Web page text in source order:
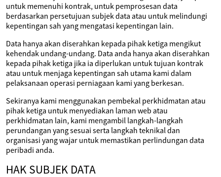
untuk memenuhi kontrak, untuk pemprosesan data
berdasarkan persetujuan subjek data atau untuk melindungi
kepentingan sah yang mengatasi kepentingan lain.
Data hanya akan diserahkan kepada pihak ketiga mengikut
kehendak undang-undang. Data anda hanya akan diserahkan
kepada pihak ketiga jika ia diperlukan untuk tujuan kontrak
atau untuk menjaga kepentingan sah utama kami dalam
pelaksanaan operasi perniagaan kami yang berkesan.
Sekiranya kami menggunakan pembekal perkhidmatan atau
pihak ketiga untuk menyediakan laman web atau
perkhidmatan lain, kami mengambil langkah-langkah
perundangan yang sesuai serta langkah teknikal dan
organisasi yang wajar untuk memastikan perlindungan data
peribadi anda.
HAK SUBJEK DATA